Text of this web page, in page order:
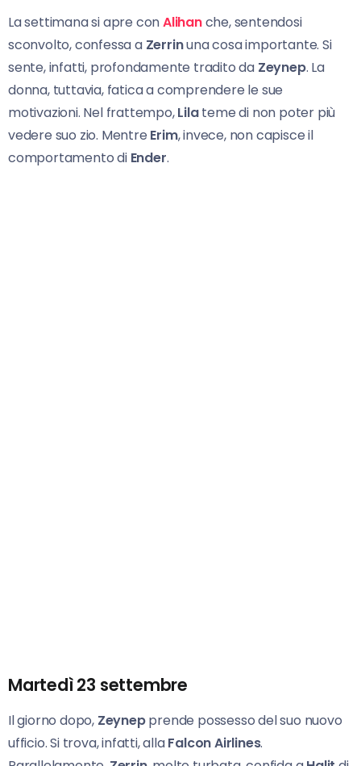
La settimana si apre conAlihanche, sentendosi
sconvolto, confessa a Zerrinuna cosa importante. Si
sente, infatti, profondamente tradito da Zeynep. La
donna, tuttavia, fatica a comprendere le sue
motivazioni. Nel frattempo,Lilateme di non poter più
vedere suo zio. Mentre Erim, invece, non capisce il
comportamento di Ender.
Martedì 23 settembre
Il giorno dopo, Zeynepprende possesso del suo nuovo
ufficio. Si trova, infatti, allaFalcon Airlines.